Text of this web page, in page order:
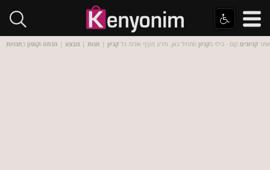
אתר קניונים.קום - בילוי בקניון מתחיל כאן. מידע מקיף אודות כל קניון | חנות | מבצע | הנחה וקופון בחנויות